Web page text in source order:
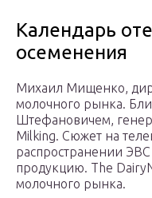
Календарь
осеменения
Михаил Мищенко,
молочного рынка.
Штефановичем,
Milking. Сюжет на
распространении
продукцию. The
молочного рынка.